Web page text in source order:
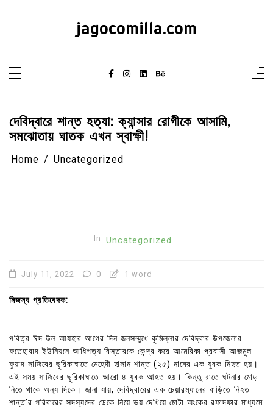
jagocomilla.com
দেবিদ্বারে শান্ত হত্যা: ক্যান্সার রোগীকে আসামি,
সমঝোতায় ঘাতক এখন স্বাক্ষী!
Home Uncategorized
In Uncategorized
July 11, 2022 0 1 word
নিজস্ব প্রতিবেদক:
পবিত্র ঈদ উল আযহার আগের দিন জনসম্মুখে কুমিল্লার দেবিদ্বার উপজেলার
ফতেহাবাদ ইউনিয়নে আধিপত্য বিস্তারকে কেন্দ্র করে আমেরিকা প্রবাসী আজমুল
ফুয়াদ সাজিবের ছুরিকাঘাতে মেহেদী হাসান শান্ত (২৫) নামের এক যুবক নিহত হয়।
এই সময় সাজিবের ছুরিকাঘাতে আরো ৪ যুবক আহত হয়। কিন্তু রাতে ঘটনার মোড়
নিতে থাকে অন্য দিকে। জানা যায়, দেবিদ্বারের এক চেয়ারম্যানের বাড়িতে নিহত
শান্ত’র পরিবারের সদস্যদের ডেকে নিয়ে ভয় দেখিয়ে মোটা অংকের রফাদফার মাধ্যমে